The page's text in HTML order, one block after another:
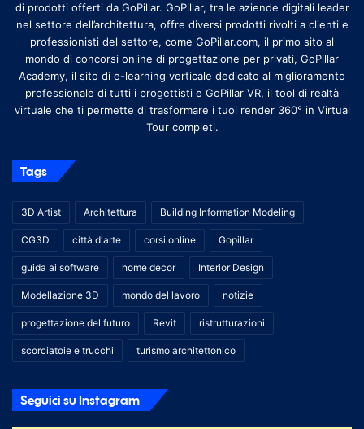
di prodotti offerti da GoPillar. GoPillar, tra le aziende digitali leader
nel settore dell’architettura, offre diversi prodotti rivolti a clienti e
professionisti del settore, come GoPillar.com, il primo sito al
mondo di concorsi online di progettazione per privati, GoPillar
Academy, il sito di e-learning verticale dedicato al miglioramento
professionale di tutti i progettisti e GoPillar VR, il tool di realtà
virtuale che ti permette di trasformare i tuoi render 360° in Virtual
Tour completi.
Tags
3D Artist Architettura Building Information Modeling
CG3D città d'arte corsi online Gopillar
guida ai software home decor Interior Design
Modellazione 3D mondo del lavoro notizie
progettazione del futuro Revit ristrutturazioni
scorciatoie e trucchi turismo architettonico
Seguici su Instagram